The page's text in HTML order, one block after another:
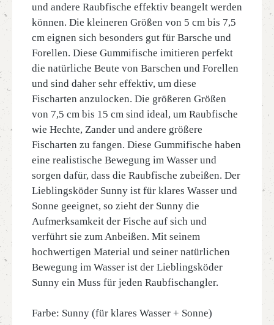
und andere Raubfische effektiv beangelt werden
können. Die kleineren Größen von 5 cm bis 7,5
cm eignen sich besonders gut für Barsche und
Forellen. Diese Gummifische imitieren perfekt
die natürliche Beute von Barschen und Forellen
und sind daher sehr effektiv, um diese
Fischarten anzulocken. Die größeren Größen
von 7,5 cm bis 15 cm sind ideal, um Raubfische
wie Hechte, Zander und andere größere
Fischarten zu fangen. Diese Gummifische haben
eine realistische Bewegung im Wasser und
sorgen dafür, dass die Raubfische zubeißen. Der
Lieblingsköder Sunny ist für klares Wasser und
Sonne geeignet, so zieht der Sunny die
Aufmerksamkeit der Fische auf sich und
verführt sie zum Anbeißen. Mit seinem
hochwertigen Material und seiner natürlichen
Bewegung im Wasser ist der Lieblingsköder
Sunny ein Muss für jeden Raubfischangler.
Farbe: Sunny (für klares Wasser + Sonne)